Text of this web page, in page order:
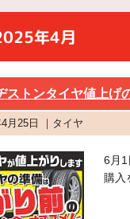
年4月
ストンタイヤ値上げ
月25日 ｜タイヤ
6月1
購入